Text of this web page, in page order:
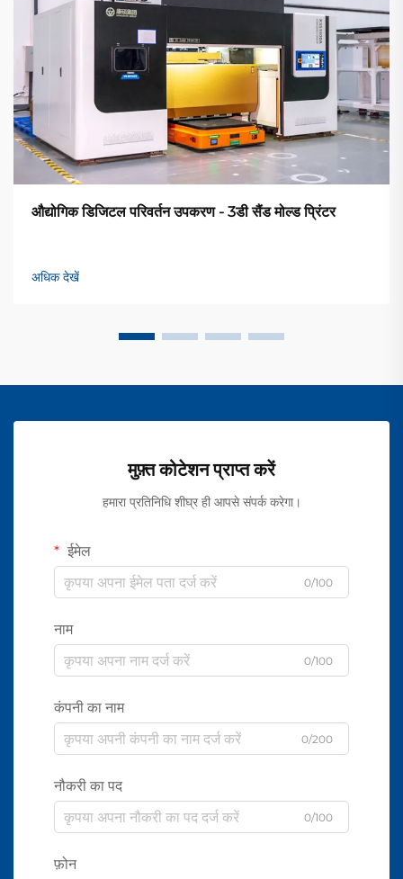
औद्योगिक डिजिटल परिवर्तन उपकरण - 3डी सैंड मोल्ड प्रिंटर
अधिक देखें
मुफ़्त कोटेशन प्राप्त करें
हमारा प्रतिनिधि शीघ्र ही आपसे संपर्क करेगा।
ईमेल
0/100
नाम
0/100
कंपनी का नाम
0/200
नौकरी का पद
0/100
फ़ोन